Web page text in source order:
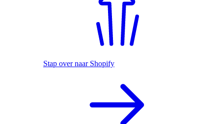
Stap over naar Shopify